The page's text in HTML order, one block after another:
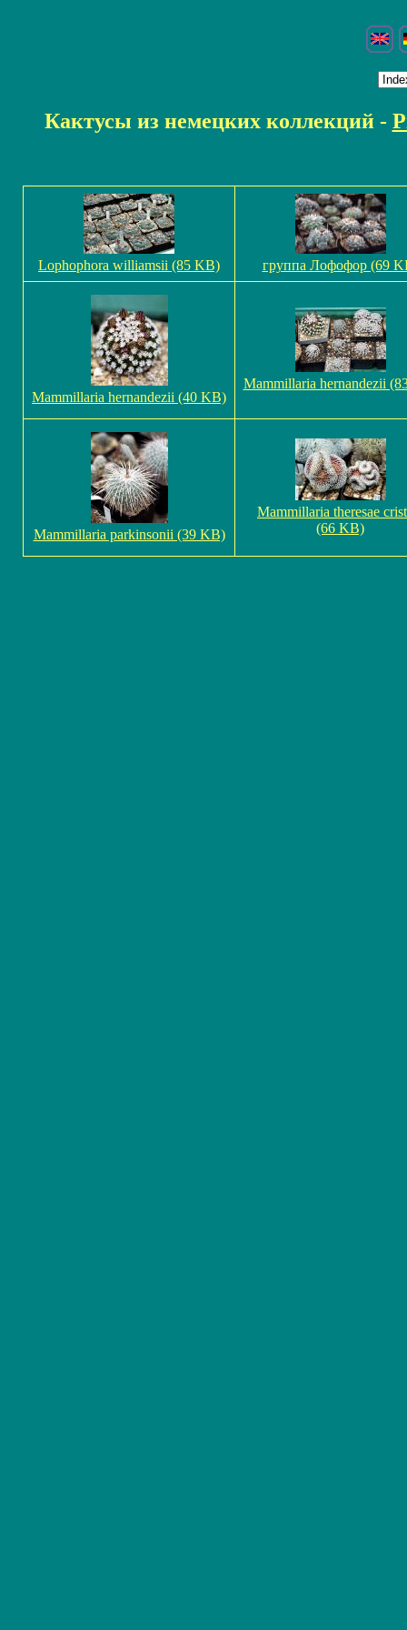
Кактусы из немецких коллекций -
Lophophora williamsii (85 KB) группа Лофофор (69
Mammillaria hernandezii (40 KB)
Mammillaria hernandezii
Mammillaria parkinsonii (39 KB)
Mammillaria theresae
(66 KB)